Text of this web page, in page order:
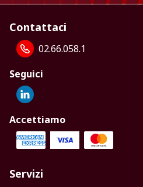
Contattaci
02.66.058.1
Seguici
Accettiamo
Servizi